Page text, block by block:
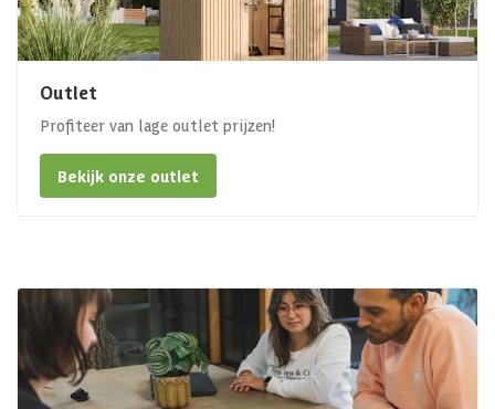
Outlet
Profiteer van lage outlet prijzen!
Bekijk onze outlet